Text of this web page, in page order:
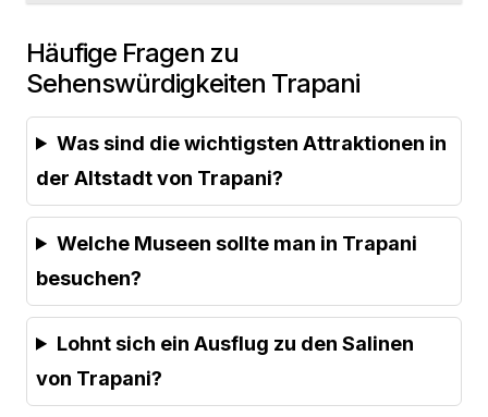
Häufige Fragen zu
Sehenswürdigkeiten Trapani
Was sind die wichtigsten Attraktionen in
der Altstadt von Trapani?
Welche Museen sollte man in Trapani
besuchen?
Lohnt sich ein Ausflug zu den Salinen
von Trapani?